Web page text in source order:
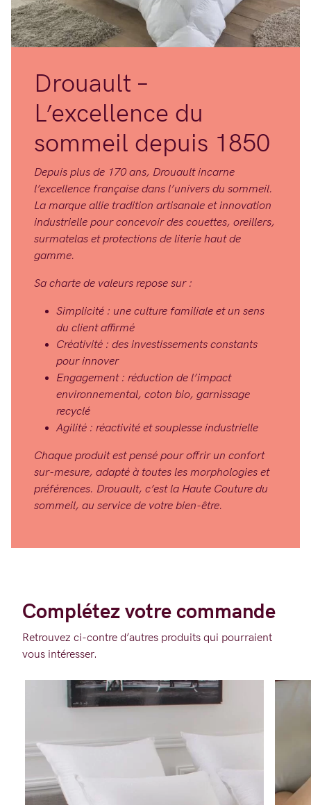
Drouault –
L’excellence du
sommeil depuis 1850
Depuis plus de 170 ans, Drouault incarne
l’excellence française dans l’univers du sommeil.
La marque allie tradition artisanale et innovation
industrielle pour concevoir des couettes, oreillers,
surmatelas et protections de literie haut de
gamme.
Sa charte de valeurs repose sur :
Simplicité : une culture familiale et un sens
du client affirmé
Créativité : des investissements constants
pour innover
Engagement : réduction de l’impact
environnemental, coton bio, garnissage
recyclé
Agilité : réactivité et souplesse industrielle
Chaque produit est pensé pour offrir un confort
sur-mesure, adapté à toutes les morphologies et
préférences. Drouault, c’est la Haute Couture du
sommeil, au service de votre bien-être.
Complétez votre commande
Retrouvez ci-contre d’autres produits qui pourraient
vous intéresser.